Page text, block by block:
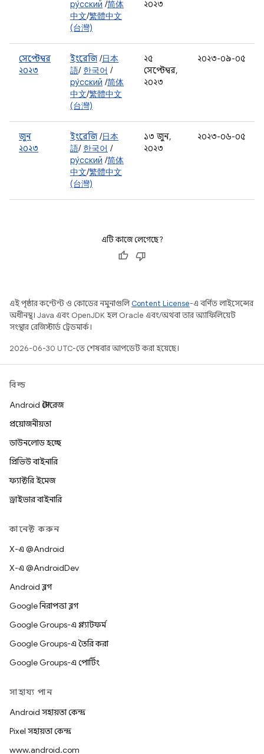
ру́сский /简体
中文/繁體中文
(台灣)
২০২৩
সেপ্টেম্বর
২০২৩
ইংরেজি /日本
語/ 한국어 /
ру́сский /简体
中文/繁體中文
(台灣)
২৫
সেপ্টেম্বর,
২০২৩
২০২৩-০৯-০৫
জুন
২০২৩
ইংরেজি /日本
語/ 한국어 /
ру́сский /简体
中文/繁體中文
(台灣)
১৩ জুন,
২০২৩
২০২৩-০৬-০৫
এটি কাজে লেগেছে?
এই পৃষ্ঠার কন্টেন্ট ও কোডের নমুনাগুলিContent License-এ বর্ণিত লাইসেন্সের
অধীনস্থ। Java এবং OpenJDK হল Oracle এবং/অথবা তার অ্যাফিলিয়েট
সংস্থার রেজিস্টার্ড ট্রেডমার্ক।
2026-06-30 UTC-তে শেষবার আপডেট করা হয়েছে।
বিল্ড
Android স্টোরেজ
প্রয়োজনীয়তা
ডাউনলোড হচ্ছে
প্রিভিউ বাইনারি
ফ্যাক্টরি ইমেজ
ড্রাইভার বাইনারি
কানেক্ট করুন
X-এ @Android
X-এ @AndroidDev
Android ব্লগ
Google নিরাপত্তা ব্লগ
Google Groups-এ প্ল্যাটফর্ম
Google Groups-এ তৈরি করা
Google Groups-এ পোর্টিং
সাহায্য পান
Android সহায়তা কেন্দ্র
Pixel সহায়তা কেন্দ্র
www.android.com